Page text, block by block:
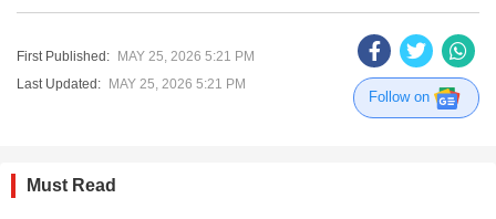
First Published: MAY 25, 2026 5:21 PM
Last Updated: MAY 25, 2026 5:21 PM
Follow on
Must Read